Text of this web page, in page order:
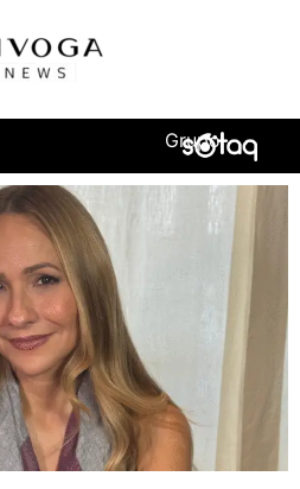
Grupo